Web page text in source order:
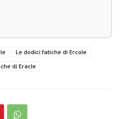
Le dodici fatiche di Ercole
di Eracle